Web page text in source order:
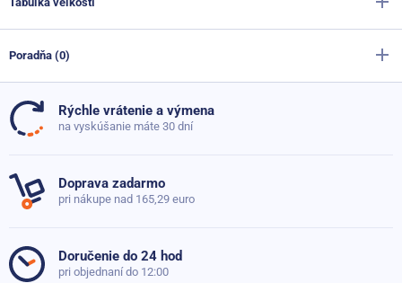
Výrobca
Farba
Materiál Latex,Nylon,Polyester
Hmotnosť 0.15 kg
Sada 2 ks
Rozmery
Výška: 26 cm
Variant L
Obvod: 32 - 36 cm v nenatiahnutom stave, 50 - 58 cm pri natiahnutí
Poradňa (0)
Doteraz neboli pridané žiadne otázky. Pýtajte sa nás,
Položiť dotaz
Rýchle vrátenie a výmena
na vyskúšanie máte 30 dní
Doprava zadarmo
pri nákupe nad 165,29 euro
Doručenie do 24 hod
pri objednaní do 12:00